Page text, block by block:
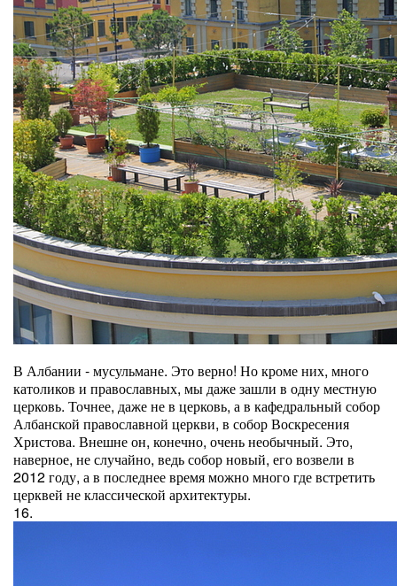
В Албании - мусульмане. Это верно! Но кроме них, много
католиков и православных, мы даже зашли в одну местную
церковь. Точнее, даже не в церковь, а в кафедральный собор
Албанской православной церкви, в собор Воскресения
Христова. Внешне он, конечно, очень необычный. Это,
наверное, не случайно, ведь собор новый, его возвели в
2012 году, а в последнее время можно много где встретить
церквей не классической архитектуры.
16.